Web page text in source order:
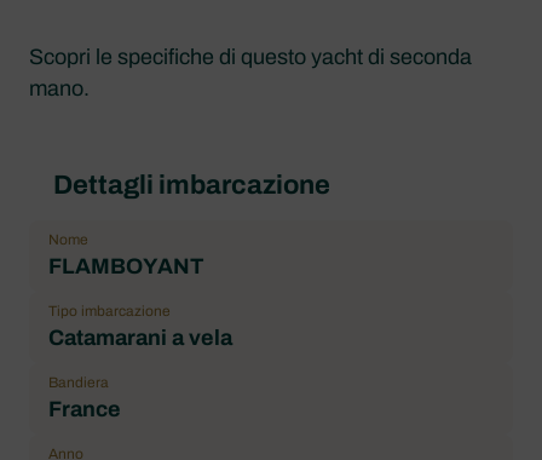
Scopri le specifiche di questo yacht di seconda
mano.
Dettagli imbarcazione
Nome
FLAMBOYANT
Tipo imbarcazione
Catamarani a vela
Bandiera
France
Anno